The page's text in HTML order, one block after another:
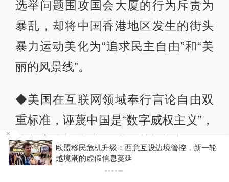
选举问题围攻国会大厦的行为斥责为
暴乱，却将中国香港地区发生的街头
暴力运动美化为“追求民主自由”和“美
丽的风景线”。
◆美国在互联网领域奉行言论自由双
重标准，诬蔑中国是“数字威权主义”，
将印度称为“数字互联网关闭之都”。同
时推动组建“互联网未来联盟”，一方面
欧盟移民危机升级：西意互设边境管控，新一轮
越境潮的虚假信息蔓延